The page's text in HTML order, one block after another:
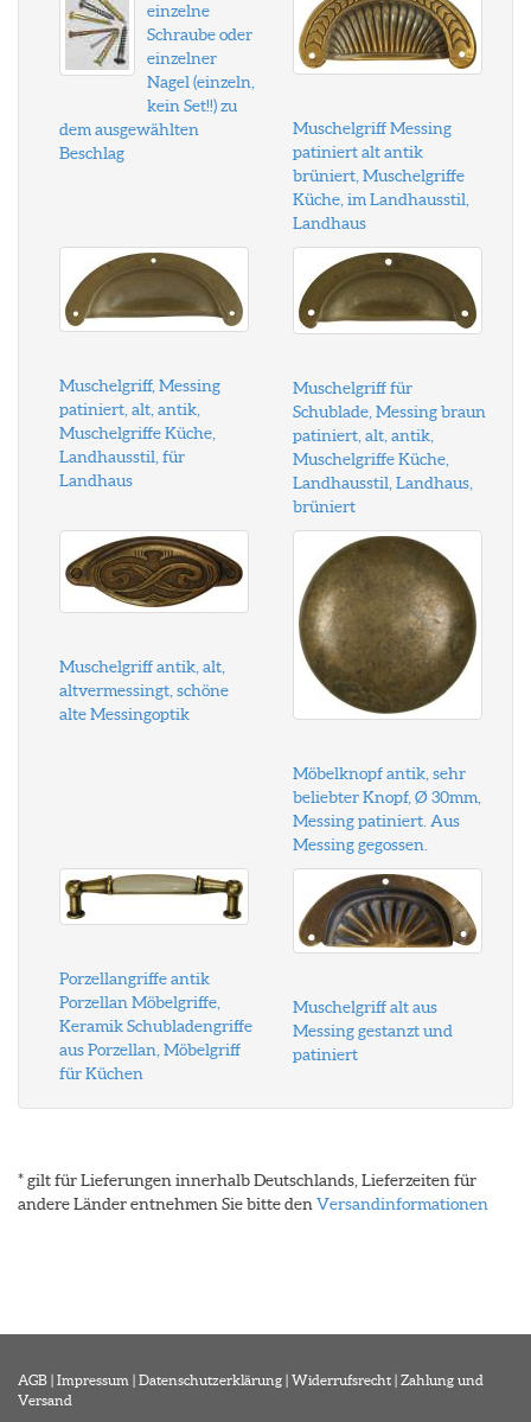
einzelne
Schraube oder
einzelner
Nagel (einzeln,
kein Set!!) zu
dem ausgewählten
Beschlag
Muschelgriff Messing
patiniert alt antik
brüniert, Muschelgriffe
Küche, im Landhausstil,
Landhaus
Muschelgriff, Messing
patiniert, alt, antik,
Muschelgriffe Küche,
Landhausstil, für
Landhaus
Muschelgriff für
Schublade, Messing braun
patiniert, alt, antik,
Muschelgriffe Küche,
Landhausstil, Landhaus,
brüniert
Muschelgriff antik, alt,
altvermessingt, schöne
alte Messingoptik
Möbelknopf antik, sehr
beliebter Knopf, Ø 30mm,
Messing patiniert. Aus
Messing gegossen.
Porzellangriffe antik
Porzellan Möbelgriffe,
Keramik Schubladengriffe
aus Porzellan, Möbelgriff
für Küchen
Muschelgriff alt aus
Messing gestanzt und
patiniert
* gilt für Lieferungen innerhalb Deutschlands, Lieferzeiten für
andere Länder entnehmen Sie bitte den Versandinformationen
AGB | Impressum | Datenschutzerklärung | Widerrufsrecht | Zahlung und
Versand